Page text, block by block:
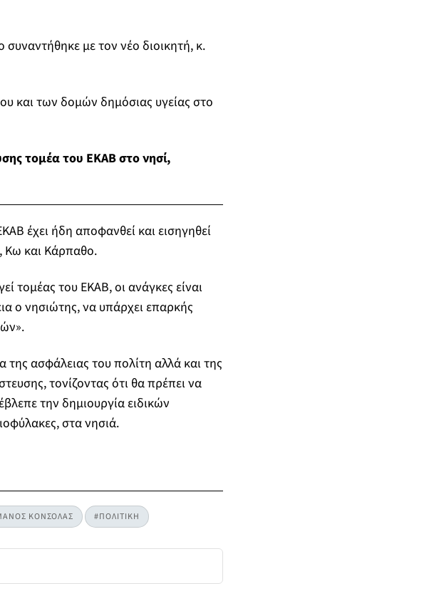
με τον νέο διοικητή, κ.
και των δομών δημόσιας υγείας στο
τομέα του ΕΚΑΒ στο νησί,
έχει ήδη αποφανθεί και εισηγηθεί
Κω και Κάρπαθο.
τομέας του ΕΚΑΒ, οι ανάγκες είναι
ο νησιώτης, να υπάρχει επαρκής
ασφάλειας του πολίτη αλλά και της
τονίζοντας ότι θα πρέπει να
την δημιουργία ειδικών
στα νησιά.
ΚΟΝΣΟΛΑΣ #ΠΟΛΙΤΙΚΗ